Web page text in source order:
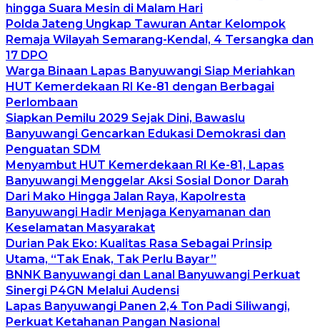
hingga Suara Mesin di Malam Hari
Polda Jateng Ungkap Tawuran Antar Kelompok
Remaja Wilayah Semarang-Kendal, 4 Tersangka dan
17 DPO
Warga Binaan Lapas Banyuwangi Siap Meriahkan
HUT Kemerdekaan RI Ke-81 dengan Berbagai
Perlombaan
Siapkan Pemilu 2029 Sejak Dini, Bawaslu
Banyuwangi Gencarkan Edukasi Demokrasi dan
Penguatan SDM
Menyambut HUT Kemerdekaan RI Ke-81, Lapas
Banyuwangi Menggelar Aksi Sosial Donor Darah
Dari Mako Hingga Jalan Raya, Kapolresta
Banyuwangi Hadir Menjaga Kenyamanan dan
Keselamatan Masyarakat
Durian Pak Eko: Kualitas Rasa Sebagai Prinsip
Utama, “Tak Enak, Tak Perlu Bayar”
BNNK Banyuwangi dan Lanal Banyuwangi Perkuat
Sinergi P4GN Melalui Audensi
Lapas Banyuwangi Panen 2,4 Ton Padi Siliwangi,
Perkuat Ketahanan Pangan Nasional